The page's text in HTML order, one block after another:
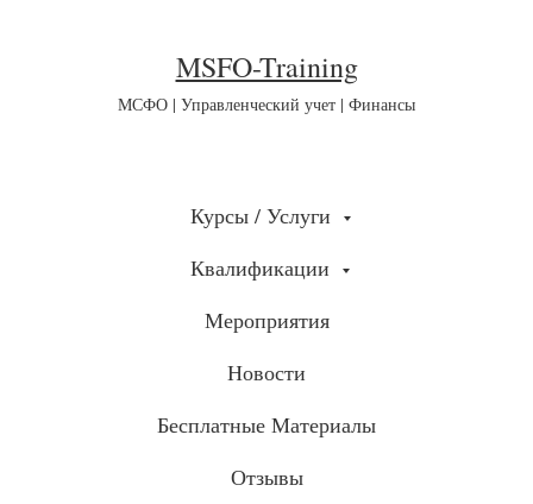
MSFO-Training
МСФО | Управленческий учет | Финансы
Курсы / Услуги
Квалификации
Мероприятия
Новости
Бесплатные Материалы
Отзывы